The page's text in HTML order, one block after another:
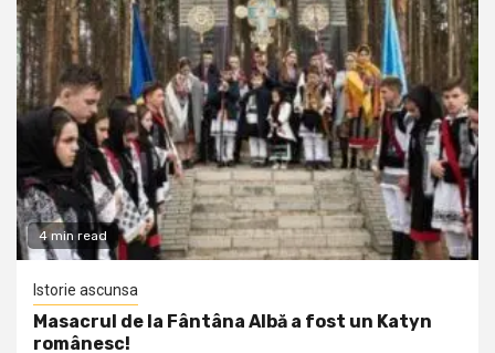
4 min read
Istorie ascunsa
Masacrul de la Fântâna Albă a fost un Katyn
românesc!